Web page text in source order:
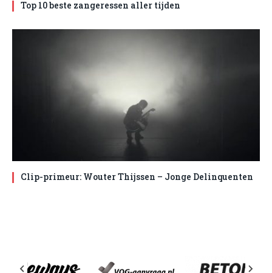
Top 10 beste zangeressen aller tijden
Clip-primeur: Wouter Thijssen – Jonge Delinquenten